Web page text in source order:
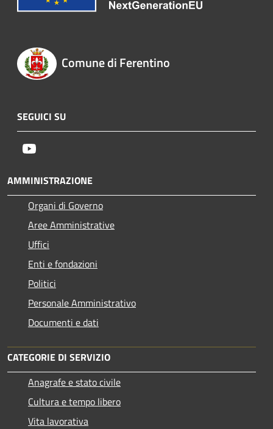
Comune di Ferentino
SEGUICI SU
AMMINISTRAZIONE
Organi di Governo
Aree Amministrative
Uffici
Enti e fondazioni
Politici
Personale Amministrativo
Documenti e dati
CATEGORIE DI SERVIZIO
Anagrafe e stato civile
Cultura e tempo libero
Vita lavorativa